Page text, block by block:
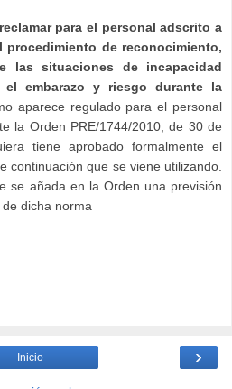
para el personal adscrito a
procedimiento de reconocimiento,
las situaciones de incapacidad
el embarazo y riesgo durante la
aparece regulado para el personal
la Orden PRE/1744/2010, de 30 de
tiene aprobado formalmente el
continuación que se viene utilizando.
se añada en la Orden una previsión
dicha norma
›
Inicio